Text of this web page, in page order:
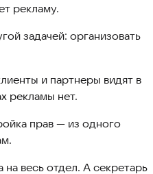
рекламу.
задачей: организовать
и партнеры видят в
рекламы нет.
прав — из одного
весь отдел. А секретарь